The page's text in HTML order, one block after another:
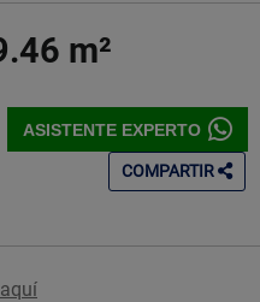
m²
ASISTENTE EXPERTO
COMPARTIR